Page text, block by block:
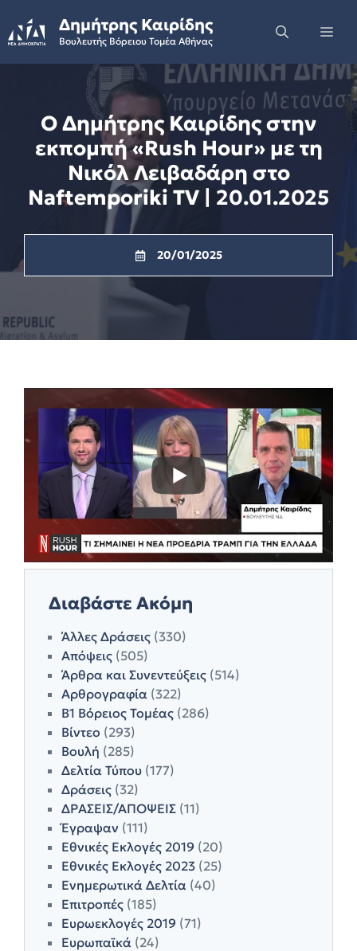
to
content
Δημήτρης Καιρίδης
Βουλευτής Βόρειου Τομέα Αθήνας
Ο Δημήτρης Καιρίδης στην
εκπομπή «Rush Hour» με τη
Νικόλ Λειβαδάρη στο
Naftemporiki TV | 20.01.2025
20/01/2025
Διαβάστε Ακόμη
Άλλες Δράσεις (330)
Απόψεις (505)
Άρθρα και Συνεντεύξεις (514)
Αρθρογραφία (322)
Β1 Βόρειος Τομέας (286)
Βίντεο (293)
Βουλή (285)
Δελτία Τύπου (177)
Δράσεις (32)
ΔΡΑΣΕΙΣ/ΑΠΟΨΕΙΣ (11)
Έγραψαν (111)
Εθνικές Εκλογές 2019 (20)
Εθνικές Εκλογές 2023 (25)
Ενημερωτικά Δελτία (40)
Επιτροπές (185)
Ευρωεκλογές 2019 (71)
Ευρωπαϊκά (24)